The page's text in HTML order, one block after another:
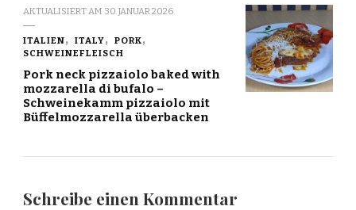
AKTUALISIERT AM 30. JANUAR 2026
ITALIEN ITALY
PORK
SCHWEINEFLEISCH
Pork neck pizzaiolo baked with
mozzarella di bufalo –
Schweinekamm pizzaiolo mit
Büffelmozzarella überbacken
Schreibe einen Kommentar